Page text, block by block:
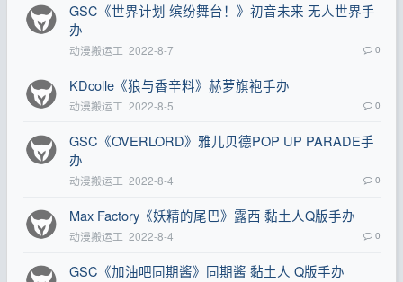
GSC《世界计划 缤纷舞台！》初音未来 无人世界手
办
动漫搬运工 2022-8-7 0
KDcolle《狼与香辛料》赫萝旗袍手办
动漫搬运工 2022-8-5 0
GSC《OVERLORD》雅儿贝德POP UP PARADE手
办
动漫搬运工 2022-8-4 0
Max Factory《妖精的尾巴》露西 黏土人Q版手办
动漫搬运工 2022-8-4 0
GSC《加油吧同期酱》同期酱 黏土人 Q版手办